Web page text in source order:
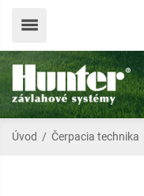
Úvod / Čerpacia technika